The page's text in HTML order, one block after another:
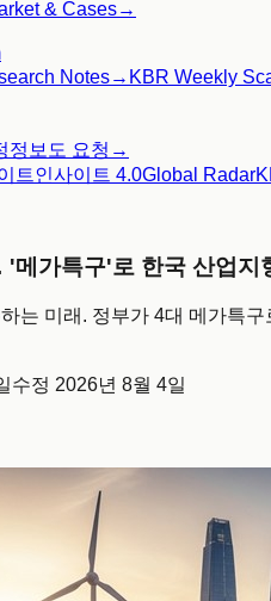
& Cases→
Notes→ KBR Weekly
정보도 요청 →
트인사이트 4.0Global Radar
가특구'로 한국 산업지
는 미래. 정부가 4대 메가특
수정 2026년 8월 4일